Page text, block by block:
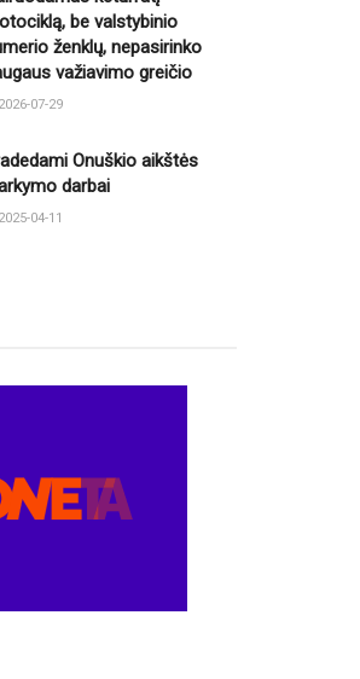
be valstybinio
ženklų, nepasirinko
važiavimo greičio
07-29
Onuškio aikštės
darbai
04-11